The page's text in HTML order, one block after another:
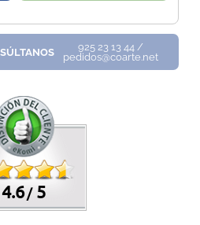
925 23 13 44 /
pedidos@coarte.net
4.6 /5